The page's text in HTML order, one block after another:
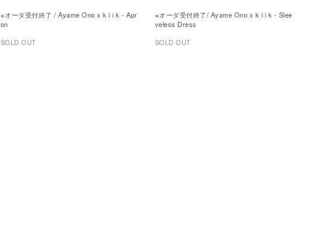
※オーダ受付終了 / Ayame Ono x k i i k - Apr
on
SOLD OUT
※オーダ受付終了/ Ayame Ono x k i i k - Slee
veless Dress
SOLD OUT